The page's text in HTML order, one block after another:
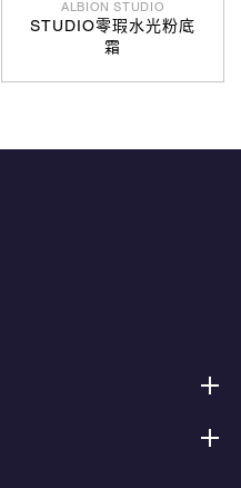
ALBION STUDIO
STUDIO零瑕水光粉底
霜